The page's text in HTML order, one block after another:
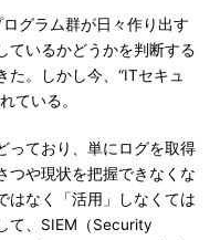
グラム群が日々作り出す
ているかどうかを判断する
。しかし今、“ITセキュ
ている。
ており、単にログを取得
つや現状を把握できなくな
はなく「活用」しなくては
て、SIEM（Security